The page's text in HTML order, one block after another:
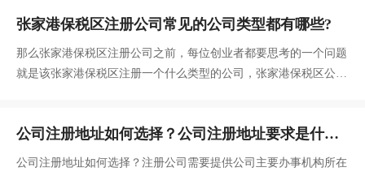
为大家说明查询企业工商注册信息的操作流程。
张家港保税区注册公司常见的公司类型都有哪些?
那么张家港保税区注册公司之前，每位创业者都要思考的一个问题
就是该张家港保税区注册一个什么类型的公司，张家港保税区公司
公司注册地址如何选择？公司注册地址要求是什
么？
公司注册地址如何选择？注册公司需要提供公司主要办事机构所在